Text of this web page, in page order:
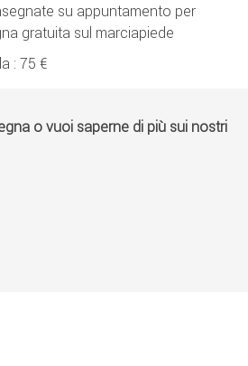
su appuntamento per
gratuita sul marciapiede
: 75 €
o vuoi saperne di più sui nostri